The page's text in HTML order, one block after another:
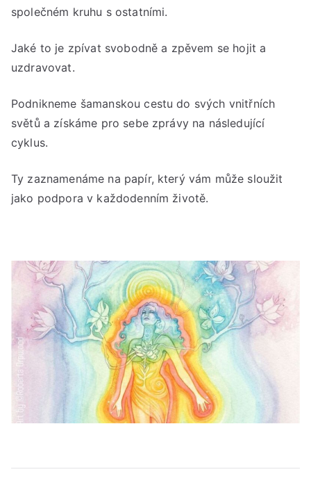
společném kruhu s ostatními.
Jaké to je zpívat svobodně a zpěvem se hojit a
uzdravovat.
Podnikneme šamanskou cestu do svých vnitřních
světů a získáme pro sebe zprávy na následující
cyklus.
Ty zaznamenáme na papír, který vám může sloužit
jako podpora v každodenním životě.